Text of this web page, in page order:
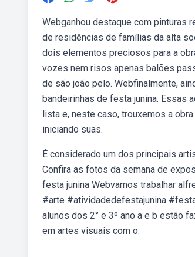
Webganhou destaque com pinturas
de residências de famílias da alta
dois elementos preciosos para a
vozes nem risos apenas balões
de são joão pelo. Webfinalmente,
bandeirinhas de festa junina. Essas
lista e, neste caso, trouxemos a
iniciando suas.
É considerado um dos principais
Confira as fotos da semana de
festa junina Webvamos trabalhar
#arte #atividadedefestajunina
alunos dos 2° e 3º ano a e b estão
em artes visuais com o.